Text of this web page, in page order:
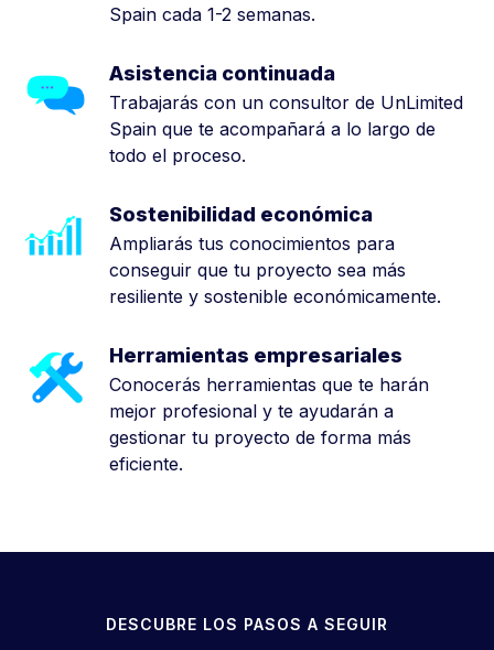
Spain cada 1-2 semanas.
Asistencia continuada
Trabajarás con un consultor de UnLimited
Spain que te acompañará a lo largo de
todo el proceso.
Sostenibilidad económica
Ampliarás tus conocimientos para
conseguir que tu proyecto sea más
resiliente y sostenible económicamente.
Herramientas empresariales
Conocerás herramientas que te harán
mejor profesional y te ayudarán a
gestionar tu proyecto de forma más
eficiente.
DESCUBRE LOS PASOS A SEGUIR